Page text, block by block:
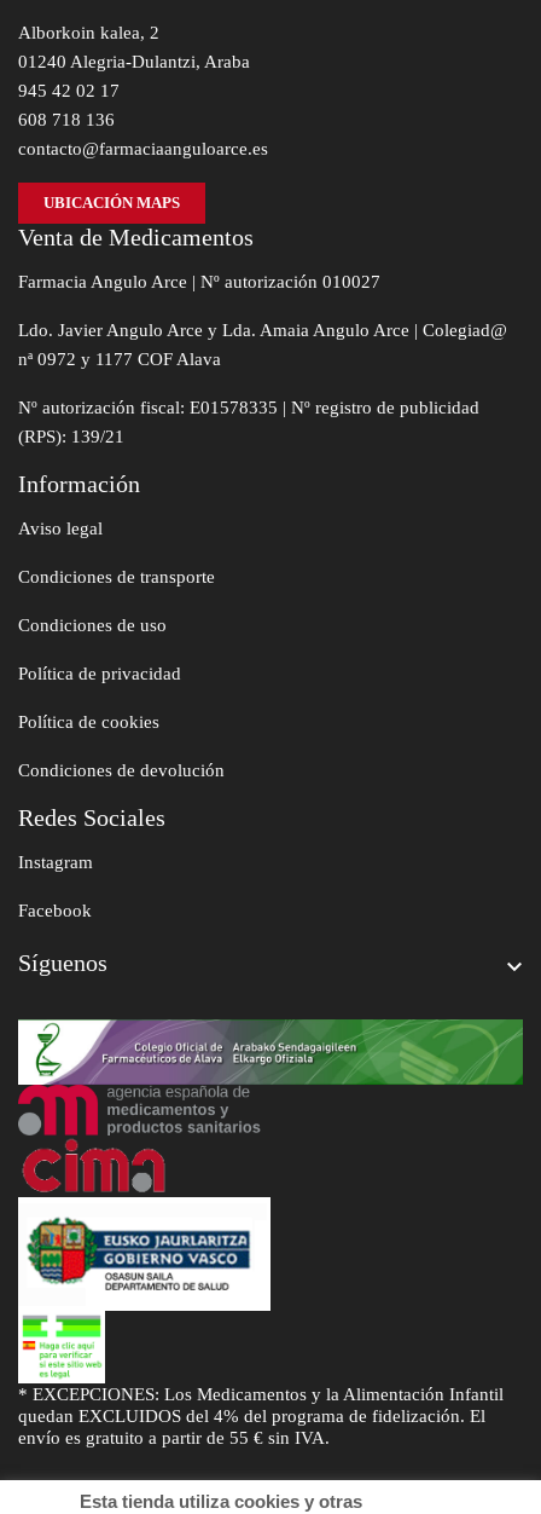
Alborkoin kalea, 2
01240 Alegria-Dulantzi, Araba
945 42 02 17
608 718 136
contacto@farmaciaanguloarce.es
UBICACIÓN MAPS
Venta de Medicamentos
Farmacia Angulo Arce | Nº autorización 010027
Ldo. Javier Angulo Arce y Lda. Amaia Angulo Arce | Colegiad@
nª 0972 y 1177 COF Alava
Nº autorización fiscal: E01578335 | Nº registro de publicidad
(RPS): 139/21
Información
Aviso legal
Condiciones de transporte
Condiciones de uso
Política de privacidad
Política de cookies
Condiciones de devolución
Redes Sociales
Instagram
Facebook
Síguenos 
* EXCEPCIONES: Los Medicamentos y la Alimentación Infantil
quedan EXCLUIDOS del 4% del programa de fidelización. El
envío es gratuito a partir de 55 € sin IVA.
Esta tienda utiliza cookies y otras